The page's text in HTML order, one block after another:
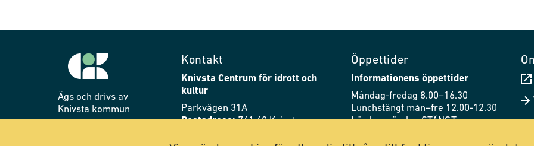
Ägs och drivs av
Knivsta kommun
Kontakt
Knivsta Centrum för idrott och
kultur
Parkvägen 31A
Postadress:741 40 Knivsta
Öppettider
Informationens öppettider
Måndag-fredag 8.00–16.30
Lunchstängt mån–fre 12.00-12.30
Lördag–söndag STÄNGT
Husets öppettider